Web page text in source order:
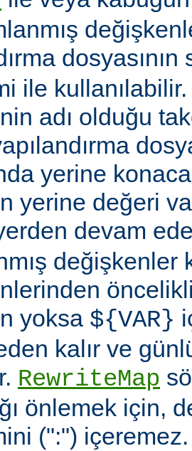
dosyasının
ile
adı olduğu
yerine
yerine değeri
devam
değişkenler
yoksa ${VAR}
kalır ve
RewriteMap
önlemek için,
(":") içeremez.